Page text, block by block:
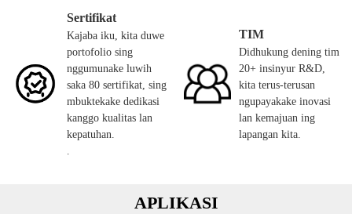
Sertifikat
Kajaba iku, kita duwe
portofolio sing
nggumunake luwih
saka 80 sertifikat, sing
mbuktekake dedikasi
kanggo kualitas lan
kepatuhan.
TIM
Didhukung dening tim
20+ insinyur R&D,
kita terus-terusan
ngupayakake inovasi
lan kemajuan ing
lapangan kita.
APLIKASI